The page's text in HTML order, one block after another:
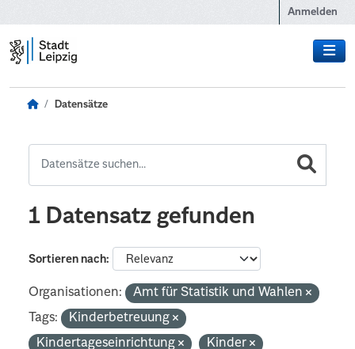
Anmelden
Datensätze
1 Datensatz gefunden
Sortieren nach
Organisationen:
Amt für Statistik und Wahlen
Tags:
Kinderbetreuung
Kindertageseinrichtung
Kinder